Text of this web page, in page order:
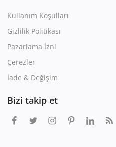
Kullanım Koşulları
Gizlilik Politikası
Pazarlama İzni
Çerezler
İade & Değişim
Bizi takip et